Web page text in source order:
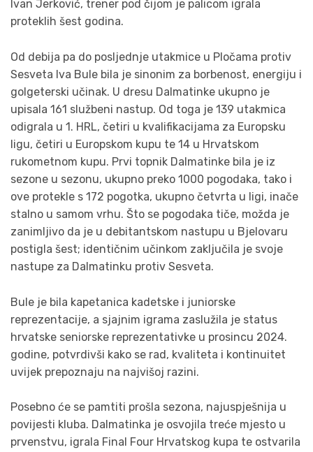
Ivan Jerković, trener pod čijom je palicom igrala
proteklih šest godina.
Od debija pa do posljednje utakmice u Pločama protiv
Sesveta Iva Bule bila je sinonim za borbenost, energiju i
golgeterski učinak. U dresu Dalmatinke ukupno je
upisala 161 službeni nastup. Od toga je 139 utakmica
odigrala u 1. HRL, četiri u kvalifikacijama za Europsku
ligu, četiri u Europskom kupu te 14 u Hrvatskom
rukometnom kupu. Prvi topnik Dalmatinke bila je iz
sezone u sezonu, ukupno preko 1000 pogodaka, tako i
ove protekle s 172 pogotka, ukupno četvrta u ligi, inače
stalno u samom vrhu. Što se pogodaka tiče, možda je
zanimljivo da je u debitantskom nastupu u Bjelovaru
postigla šest; identičnim učinkom zaključila je svoje
nastupe za Dalmatinku protiv Sesveta.
Bule je bila kapetanica kadetske i juniorske
reprezentacije, a sjajnim igrama zaslužila je status
hrvatske seniorske reprezentativke u prosincu 2024.
godine, potvrdivši kako se rad, kvaliteta i kontinuitet
uvijek prepoznaju na najvišoj razini.
Posebno će se pamtiti prošla sezona, najuspješnija u
povijesti kluba. Dalmatinka je osvojila treće mjesto u
prvenstvu, igrala Final Four Hrvatskog kupa te ostvarila